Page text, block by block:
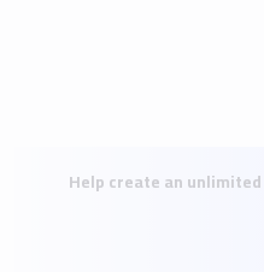
Help create an